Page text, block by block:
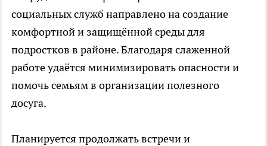
социальных служб направлено на создание
комфортной и защищённой среды для
подростков в районе. Благодаря слаженной
работе удаётся минимизировать опасности и
помочь семьям в организации полезного
досуга.
Планируется продолжать встречи и